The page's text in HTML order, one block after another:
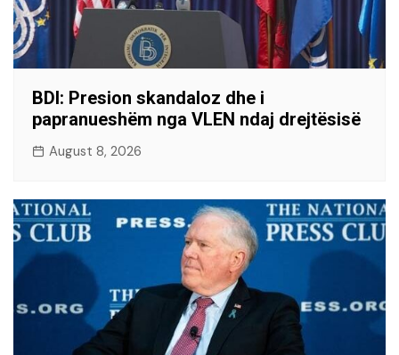
BDI: Presion skandaloz dhe i
papranueshëm nga VLEN ndaj drejtësisë
August 8, 2026